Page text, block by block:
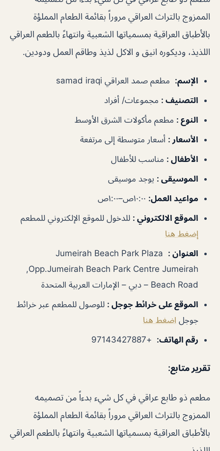
الممزوج بالتراث العراقي مروراً بقائمة الطعام المملؤة
بالأطباق العراقية بمسمياتها الشعبية وانتهاءً بالطعم العراقي
اللذيذ، وديكوره انيق و الاكل لذيذ وطاقم العمل ودودين.
الإسم: مطعم صمد العراقي samad iraqi
التصنيف : مجموعات/ أفراد
النوع : مطعم مأكولات الشرق الأوسط
الأسعار : أسعار متوسطة إلى مرتفعة
الأطفال : مناسب للأطفال
الموسيقى : يوجد موسيقى
مواعيد العمل:
الموقع الالكتروني : للدخول للموقع الإلكتروني للمطعم
إضغط هنا
العنوان :
Jumeirah Beach Park Plaza
,Opp.Jumeirah Beach Park Centre Jumeirah
Beach Road – دبي – الإمارات العربية المتحدة
الموقع على خرائط جوجل : للوصول للمطعم عبر خرائط
جوجل اضغط هنا
رقم الهاتف:
+97143427887
تقرير متابع:
مطعم ذو طابع عراقي في كل شيء بدءاً من تصميمه
الممزوج بالتراث العراقي مروراً بقائمة الطعام المملؤة
بالأطباق العراقية بمسمياتها الشعبية وانتهاءً بالطعم العراقي